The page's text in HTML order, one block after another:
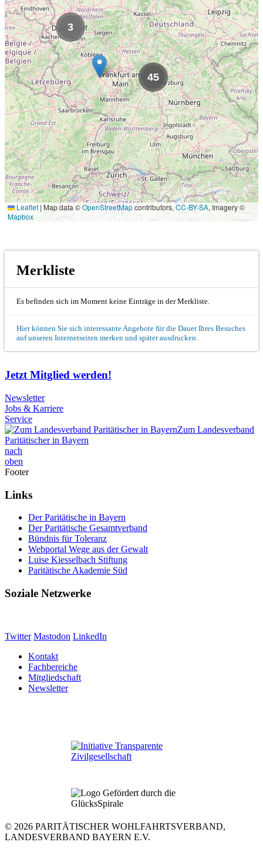
3
45
Leaflet | Map data ©OpenStreetMapcontributors, CC-BY-SA, Imagery ©
Mapbox
Merkliste
Es befinden sich im Moment keine Einträge in der Merkliste.
Hier können Sie sich interessante Angebote für die Dauer Ihres Besuches
auf unseren Internetseiten merken und später ausdrucken.
Jetzt Mitglied werden!
Newsletter
Jobs & Karriere
Service
Zum Landesverband
Paritätischer in Bayern
nach
oben
Footer
Links
Der Paritätische in Bayern
Der Paritätische Gesamtverband
Bündnis für Toleranz
Webportal Wege aus der Gewalt
Luise Kiesselbach Stiftung
Paritätische Akademie Süd
Soziale Netzwerke
Twitter Mastodon LinkedIn
Kontakt
Fachbereiche
Mitgliedschaft
Newsletter
© 2026 PARITÄTISCHER WOHLFAHRTSVERBAND,
LANDESVERBAND BAYERN E.V.